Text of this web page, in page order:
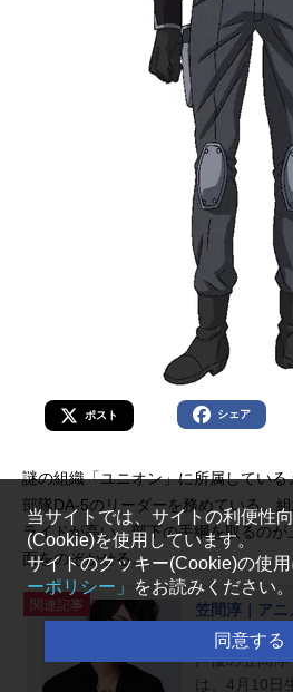
ポスト シェア
謎の組織「ユニオン」に所属してい
部隊DA-5のリーダーを務めている。
ライドが高い。部下の手綱を取るの
面をのぞかせる。
関連記事
笠間淳｜ア
ル・出演情
声優の笠間
は、4月10日
当サイトでは、サイトの利便性
(Cookie)を使用しています。
サイトのクッキー(Cookie)の使用
ーポリシー」
をお読みください。
同意する